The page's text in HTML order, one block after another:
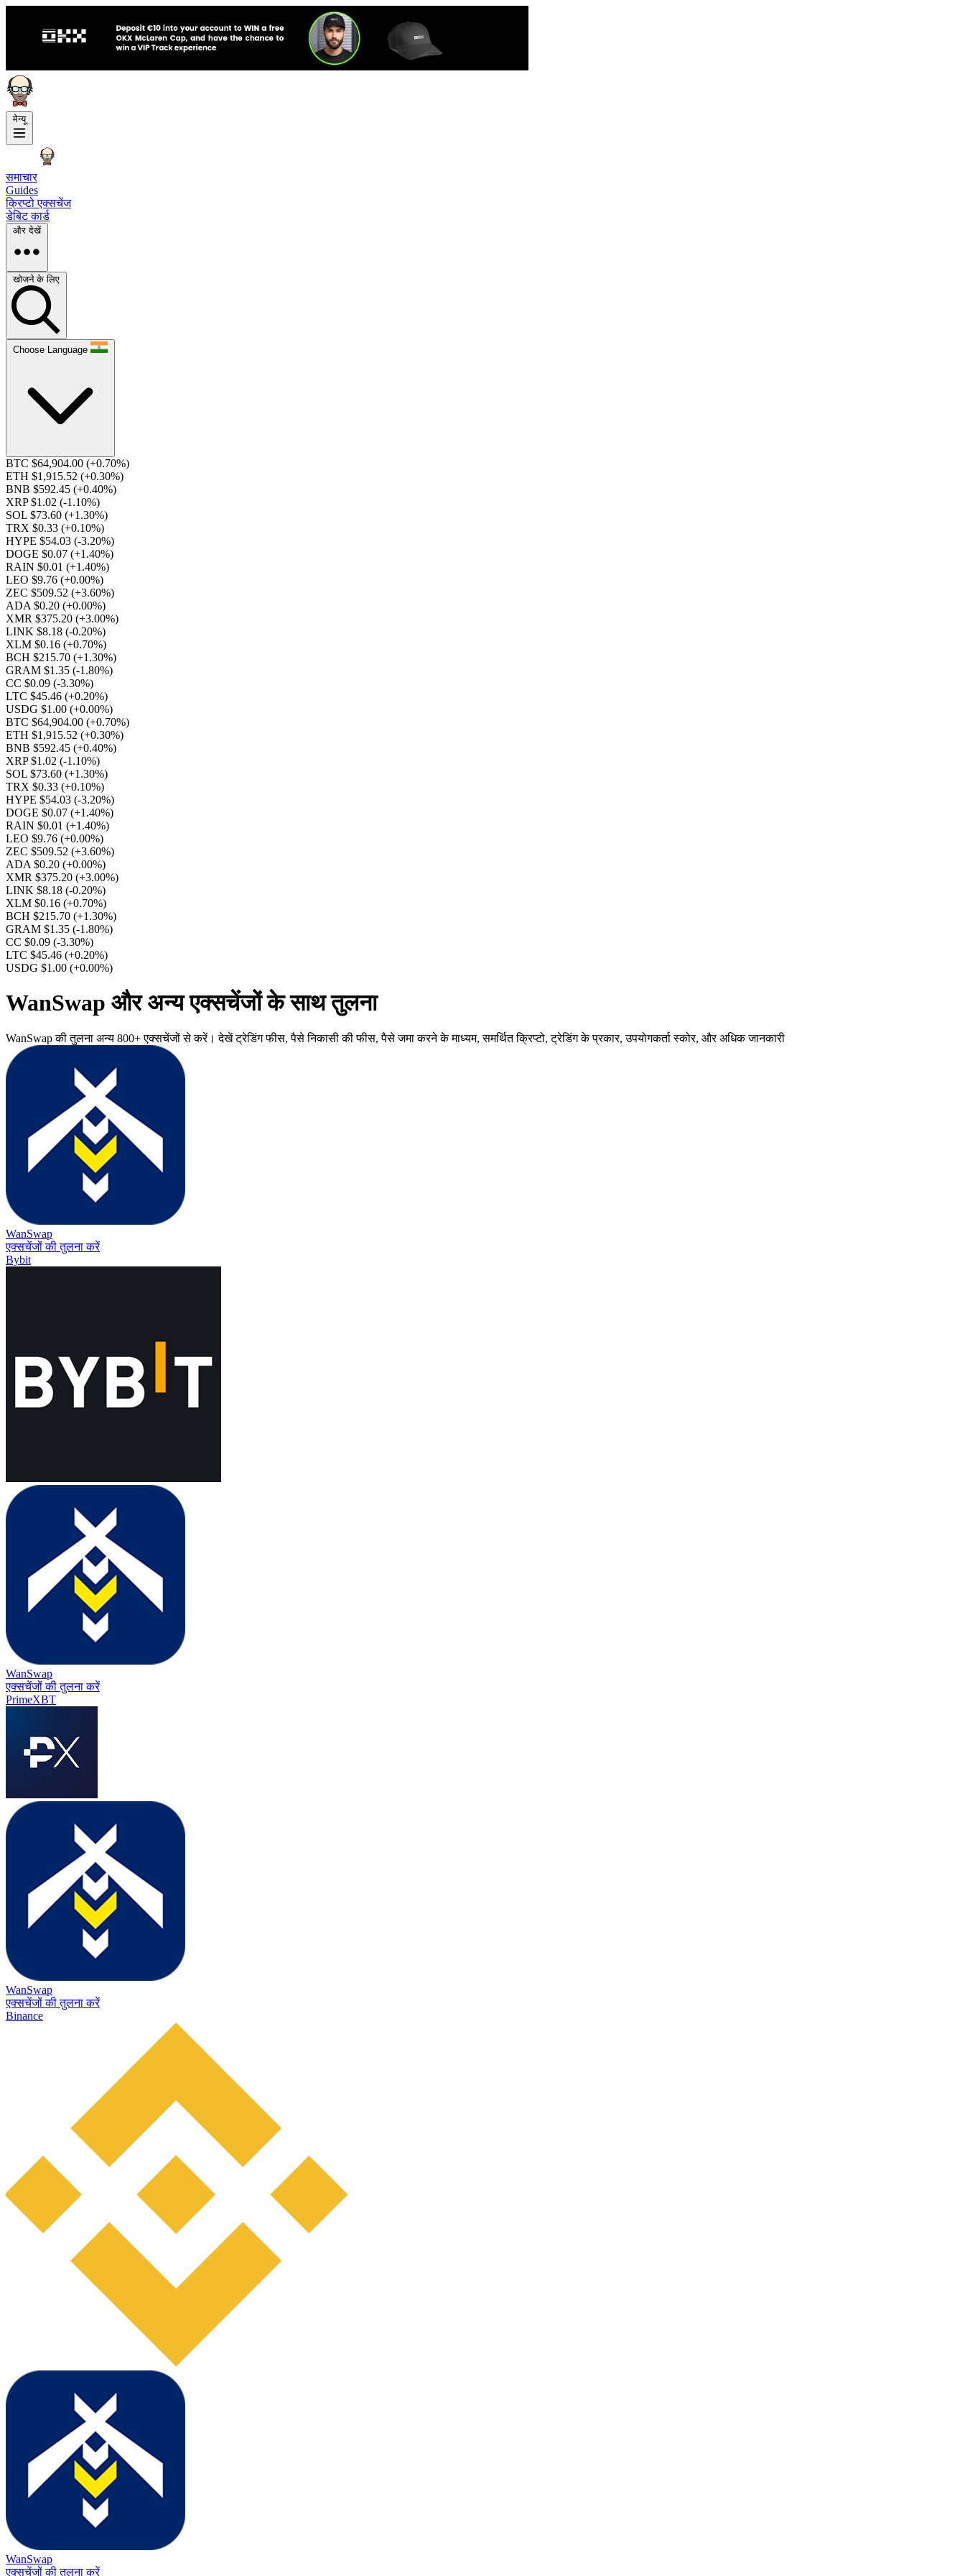
मेन्यू
समाचार
Guides
क्रिप्टो एक्सचेंज
डेबिट कार्ड
और देखें
खोजने के लिए
Choose Language
BTC $64,904.00 (+0.70%)
ETH $1,915.52 (+0.30%)
BNB $592.45 (+0.40%)
XRP $1.02 (-1.10%)
SOL $73.60 (+1.30%)
TRX $0.33 (+0.10%)
HYPE $54.03 (-3.20%)
DOGE $0.07 (+1.40%)
RAIN $0.01 (+1.40%)
LEO $9.76 (+0.00%)
ZEC $509.52 (+3.60%)
ADA $0.20 (+0.00%)
XMR $375.20 (+3.00%)
LINK $8.18 (-0.20%)
XLM $0.16 (+0.70%)
BCH $215.70 (+1.30%)
GRAM $1.35 (-1.80%)
CC $0.09 (-3.30%)
LTC $45.46 (+0.20%)
USDG $1.00 (+0.00%)
BTC $64,904.00 (+0.70%)
ETH $1,915.52 (+0.30%)
BNB $592.45 (+0.40%)
XRP $1.02 (-1.10%)
SOL $73.60 (+1.30%)
TRX $0.33 (+0.10%)
HYPE $54.03 (-3.20%)
DOGE $0.07 (+1.40%)
RAIN $0.01 (+1.40%)
LEO $9.76 (+0.00%)
ZEC $509.52 (+3.60%)
ADA $0.20 (+0.00%)
XMR $375.20 (+3.00%)
LINK $8.18 (-0.20%)
XLM $0.16 (+0.70%)
BCH $215.70 (+1.30%)
GRAM $1.35 (-1.80%)
CC $0.09 (-3.30%)
LTC $45.46 (+0.20%)
USDG $1.00 (+0.00%)
WanSwap और अन्य एक्सचेंजों के साथ तुलना
WanSwap की तुलना अन्य 800+ एक्सचेंजों से करें। देखें ट्रेडिंग फीस, पैसे निकासी की फीस, पैसे जमा करने के माध्यम, समर्थित क्रिप्टो, ट्रेडिंग के प्रकार, उपयोगकर्ता स्कोर, और अधिक जानकारी
WanSwap
एक्सचेंजों की तुलना करें
Bybit
WanSwap
एक्सचेंजों की तुलना करें
PrimeXBT
WanSwap
एक्सचेंजों की तुलना करें
Binance
WanSwap
एक्सचेंजों की तुलना करें